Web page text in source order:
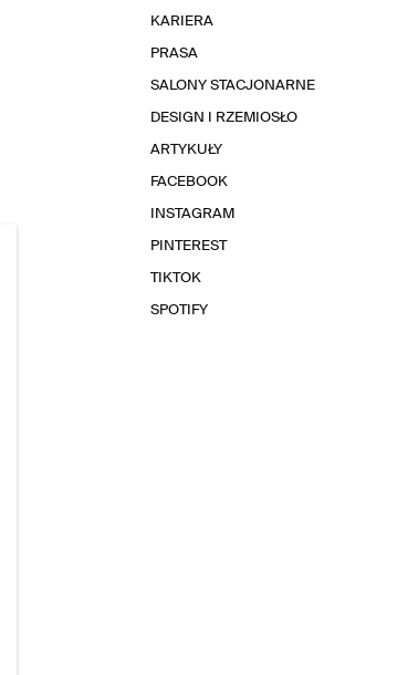
KARIERA
PRASA
SALONY STACJONARNE
DESIGN I RZEMIOSŁO
ARTYKUŁY
FACEBOOK
INSTAGRAM
PINTEREST
TIKTOK
SPOTIFY